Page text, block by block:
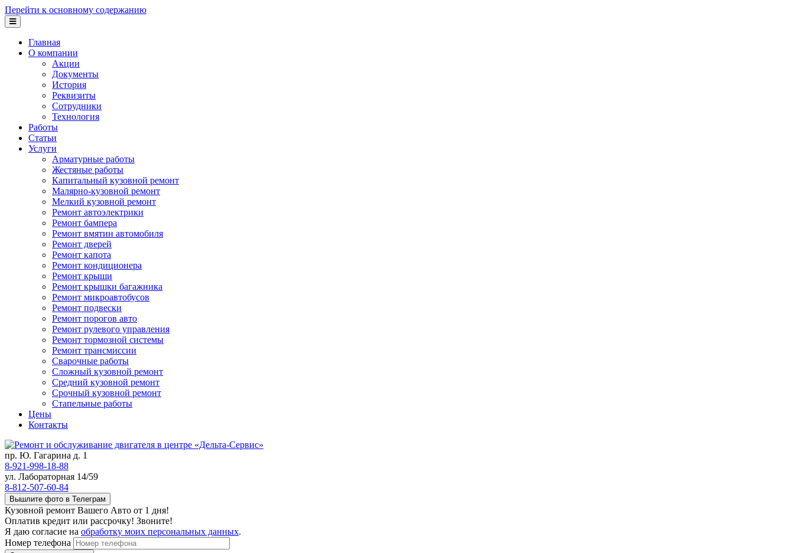
Перейти к основному содержанию
Главная
О компании
Акции
Документы
История
Реквизиты
Сотрудники
Технология
Работы
Статьи
Услуги
Арматурные работы
Жестяные работы
Капитальный кузовной ремонт
Малярно-кузовной ремонт
Мелкий кузовной ремонт
Ремонт автоэлектрики
Ремонт бампера
Ремонт вмятин автомобиля
Ремонт дверей
Ремонт капота
Ремонт кондиционера
Ремонт крыши
Ремонт крышки багажника
Ремонт микроавтобусов
Ремонт подвески
Ремонт порогов авто
Ремонт рулевого управления
Ремонт тормозной системы
Ремонт трансмиссии
Сварочные работы
Сложный кузовной ремонт
Средний кузовной ремонт
Срочный кузовной ремонт
Стапельные работы
Цены
Контакты
пр. Ю. Гагарина д. 1
8-921-998-18-88
ул. Лабораторная 14/59
8-812-507-60-84
Вышлите фото в Телеграм
Кузовной ремонт Вашего Авто от 1 дня!
Оплатив кредит или рассрочку! Звоните!
Я даю согласие на обработку моих персональных данных.
Номер телефона